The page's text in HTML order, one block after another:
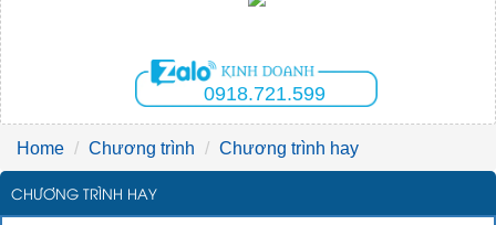
0918.721.599
Home Chương trình Chương trình hay
CHƯƠNG TRÌNH HAY